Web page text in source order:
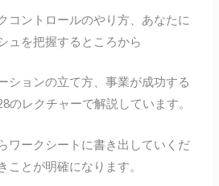
コントロールのやり方、あなたに
ュを把握するところから
ションの立て方、事業が成功する
のレクチャーで解説しています。
ワークシートに書き出していくだ
ことが明確になります。